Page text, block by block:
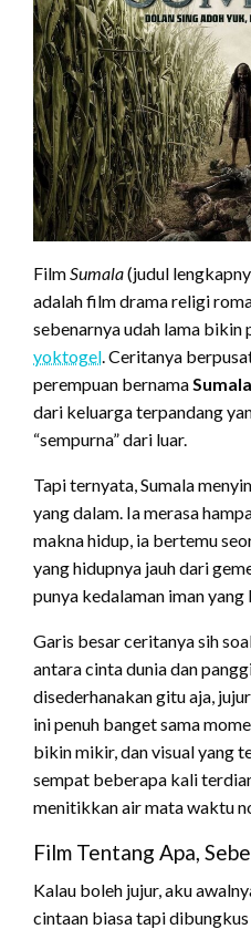
Film Sumala(judul
adalah film drama religi
sebenarnya udah lama bikin
yoktogel . Ceritanya
perempuan bernama Sumala
dari keluarga terpandang
“sempurna” dari luar.
Tapi ternyata, Sumala
yang dalam. Ia merasa
makna hidup, ia bertemu
yang hidupnya jauh dari
punya kedalaman iman yang
Garis besar ceritanya sih
antara cinta dunia dan
disederhanakan gitu aja,
ini penuh banget sama
bikin mikir, dan visual yang
sempat beberapa kali
menitikkan air mata waktu
Film Tentang Apa,
Kalau boleh jujur, aku
cintaan biasa tapi